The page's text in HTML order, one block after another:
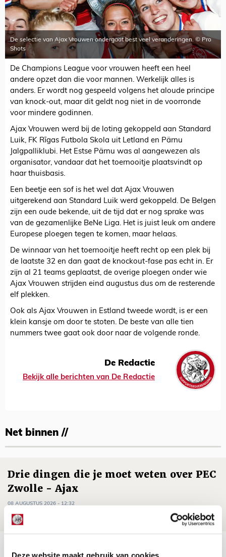
Deze website maakt gebruik van cookies
De selectie van Ajax Vrouwen ondergaat best veel veranderingen. © Pro
Shots
De Champions League voor vrouwen heeft een heel
andere opzet dan die voor mannen. Werkelijk alles is
anders. Er wordt nog gespeeld volgens het aloude principe
van knock-out, maar dit geldt nog niet in de voorronde
voor mindere godinnen.
Ajax Vrouwen werd bij de loting gekoppeld aan Standard
Luik, FK Rīgas Futbola Skola uit Letland en Pärnu
Jalgpalliklubi. Het Estse Pärnu was al aangewezen als
organisator, vandaar dat het toernooitje plaatsvindt op
haar thuisbasis.
Een beetje een sof is het wel dat Ajax Vrouwen
uitgerekend aan Standard Luik werd gekoppeld. De Belgen
zijn een oude bekende, uit de tijd dat er nog sprake was
van de gezamenlijke BeNe Liga. Het is juist leuk om andere
Europese ploegen tegen te komen, maar helaas.
De winnaar van het toernooitje heeft recht op een plek bij
de laatste 32 en dan gaat de knockout-fase pas echt in. Er
zijn al 21 teams geplaatst, de overige ploegen onder wie
Ajax Vrouwen strijden eind augustus dus om de resterende
elf plekken.
Ook als Ajax Vrouwen in Estland tweede wordt, is er een
klein kansje om door te stoten. De beste van alle tien
nummers twee gaat ook door naar de volgende ronde.
De Redactie
Bekijk alle berichten van De Redactie
Net binnen //
Drie dingen die je moet weten over PEC
Zwolle - Ajax
08 AUGUSTUS 2026 - 12:32
NIEUWS